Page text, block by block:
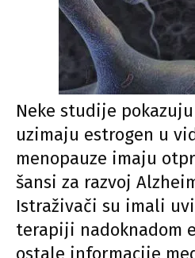
Neke studije
uzimaju estrogen u
menopauze imaju
šansi za razvoj
Istraživači su imali
terapiji nadoknadom